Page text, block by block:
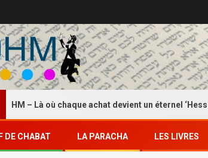
où chaque achat devient un éternel ‘Hessed
DE CHABAT LA PARACHA LES LIVRES